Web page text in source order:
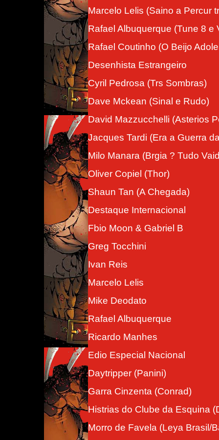
Marcelo Lelis (Saino a Percur
Rafael Albuquerque (Tune 8 e
Rafael Coutinho (O Beijo
Desenhista Estrangeiro
Cyril Pedrosa (Trs Sombras)
Dave Mckean (Sinal e Rudo)
David Mazzucchelli (Asterios
Jacques Tardi (Era a Guerra
Milo Manara (Brgia ? Tudo
Oliver Copiel (Thor)
Shaun Tan (A Chegada)
Destaque Internacional
Fbio Moon & Gabriel B
Greg Tocchini
Ivan Reis
Marcelo Lelis
Mike Deodato
Rafael Albuquerque
Ricardo Manhes
Edio Especial Nacional
Daytripper (Panini)
Garra Cinzenta (Conrad)
Histrias do Clube da Esquina
Morro de Favela (Leya Brasil/